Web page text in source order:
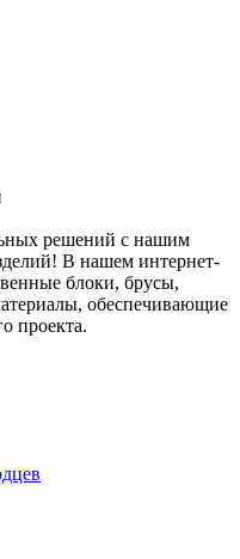
решений с нашим
В нашем интернет-
блоки, брусы,
обеспечивающие
проекта.